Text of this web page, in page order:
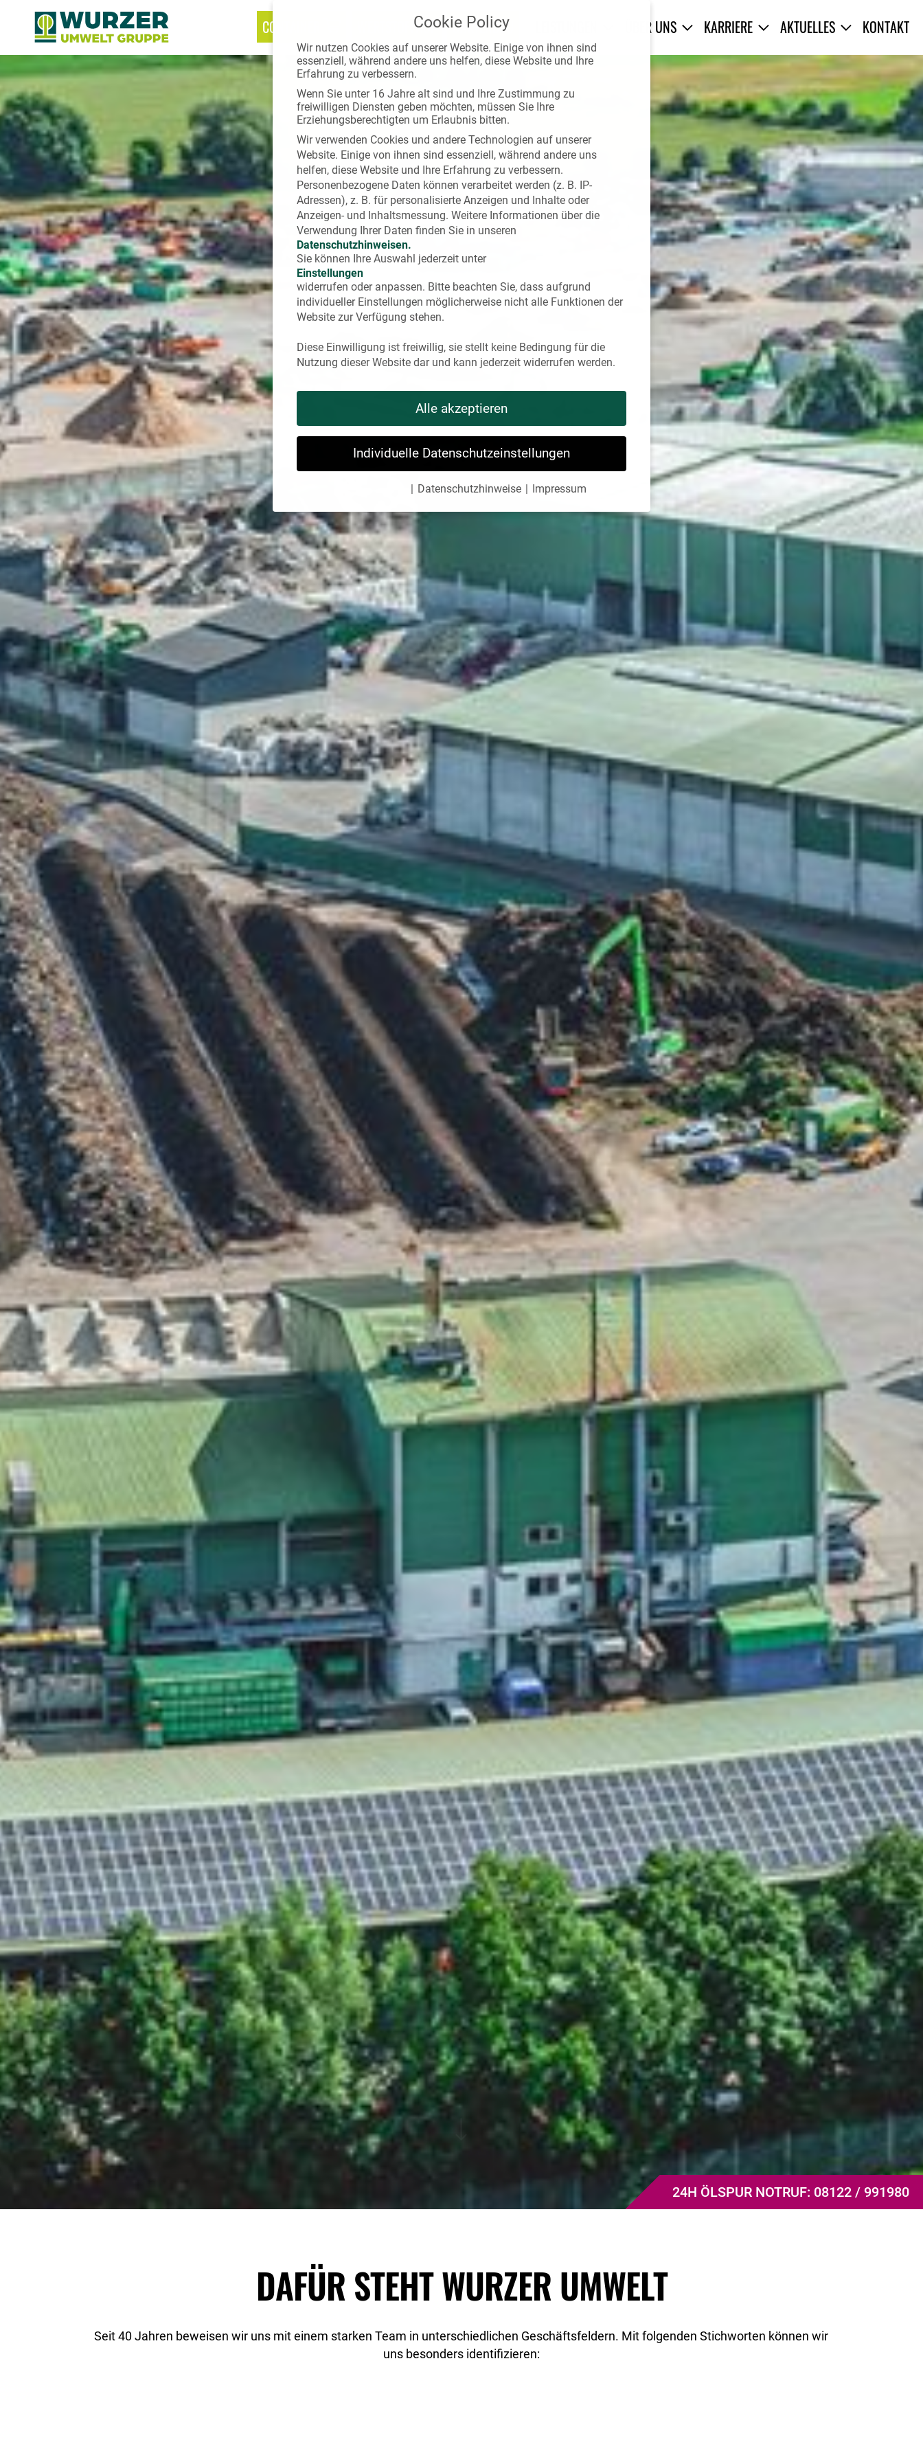
CONTAINER WERTSTOFFHOF GARTENBAU ÜBER UNS KARRIERE AKTUELLES KONTAKT
24H ÖLSPUR NOTRUF: 08122 / 991980
DAFÜR STEHT WURZER UMWELT
Seit 40 Jahren beweisen wir uns mit einem starken Team in unterschiedlichen Geschäftsfeldern. Mit folgenden Stichworten können wir
uns besonders identifizieren:
Cookie Policy
Wir nutzen Cookies auf unserer Website. Einige von ihnen sind
essenziell, während andere uns helfen, diese Website und Ihre
Erfahrung zu verbessern.
Wenn Sie unter 16 Jahre alt sind und Ihre Zustimmung zu
freiwilligen Diensten geben möchten, müssen Sie Ihre
Erziehungsberechtigten um Erlaubnis bitten.
Wir verwenden Cookies und andere Technologien auf unserer
Website. Einige von ihnen sind essenziell, während andere uns
helfen, diese Website und Ihre Erfahrung zu verbessern.
Personenbezogene Daten können verarbeitet werden (z. B. IP-
Adressen), z. B. für personalisierte Anzeigen und Inhalte oder
Anzeigen- und Inhaltsmessung. Weitere Informationen über die
Verwendung Ihrer Daten finden Sie in unseren
Datenschutzhinweisen.
Sie können Ihre Auswahl jederzeit unter
Einstellungen
widerrufen oder anpassen. Bitte beachten Sie, dass aufgrund
individueller Einstellungen möglicherweise nicht alle Funktionen der
Website zur Verfügung stehen.
Diese Einwilligung ist freiwillig, sie stellt keine Bedingung für die
Nutzung dieser Website dar und kann jederzeit widerrufen werden.
Alle akzeptieren
Individuelle Datenschutzeinstellungen
Datenschutzhinweise Impressum
Wenn Sie unter 16 Jahre alt sind und Ihre Zustimmung zu freiwilligen
Diensten geben möchten, müssen Sie Ihre Erziehungsberechtigten um
Erlaubnis bitten.
Wir verwenden Cookies und andere Technologien auf unserer Website.
Einige von ihnen sind essenziell, während andere uns helfen, diese
Website und Ihre Erfahrung zu verbessern.
Personenbezogene Daten
können verarbeitet werden (z. B. IP-Adressen), z. B. für personalisierte
Anzeigen und Inhalte oder Anzeigen- und Inhaltsmessung. Weitere
Informationen über die Verwendung Ihrer Daten finden Sie in unseren
Datenschutzhinweisen.
Bitte beachten Sie, dass aufgrund individueller Einstellungen
möglicherweise nicht alle Funktionen der Website zur Verfügung stehen.
Diese Einwilligung ist freiwillig, sie stellt keine Bedingung für die
Nutzung dieser Website dar und kann jederzeit widerrufen werden.
Hier finden Sie eine Übersicht über alle verwendeten Cookies. Sie können
Ihre Einwilligung zu ganzen Kategorien geben oder sich weitere
Informationen anzeigen lassen und so nur bestimmte Cookies
Alle akzeptieren
Speichern
Datenschutzeinstellungen
Essenziell (1)
Essenzielle Cookies ermöglichen grundlegende Funktionen und sind
für die einwandfreie Funktion der Website erforderlich.
Cookie-Informationen anzeigen
Externe Medien (1) Externe Medien
Inhalte von Videoplattformen und Social-Media-Plattformen werden
standardmäßig blockiert. Wenn Cookies von externen Medien
akzeptiert werden, bedarf der Zugriff auf diese Inhalte keiner
manuellen Einwilligung mehr.
Cookie-Informationen anzeigen
Datenschutzhinweise
Impressum